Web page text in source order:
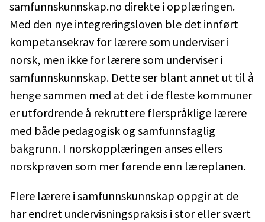
samfunnskunnskap.no direkte i opplæringen.
Med den nye integreringsloven ble det innført
kompetansekrav for lærere som underviser i
norsk, men ikke for lærere som underviser i
samfunnskunnskap. Dette ser blant annet ut til å
henge sammen med at det i de fleste kommuner
er utfordrende å rekruttere flerspråklige lærere
med både pedagogisk og samfunnsfaglig
bakgrunn. I norskopplæringen anses ellers
norskprøven som mer førende enn læreplanen.
Flere lærere i samfunnskunnskap oppgir at de
har endret undervisningspraksis i stor eller svært